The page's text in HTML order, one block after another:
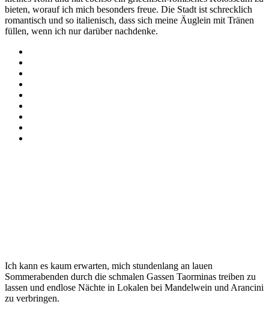
bieten, worauf ich mich besonders freue. Die Stadt ist schrecklich
romantisch und so italienisch, dass sich meine Äuglein mit Tränen
füllen, wenn ich nur darüber nachdenke.
Ich kann es kaum erwarten, mich stundenlang an lauen
Sommerabenden durch die schmalen Gassen Taorminas treiben zu
lassen und endlose Nächte in Lokalen bei Mandelwein und Arancini
zu verbringen.